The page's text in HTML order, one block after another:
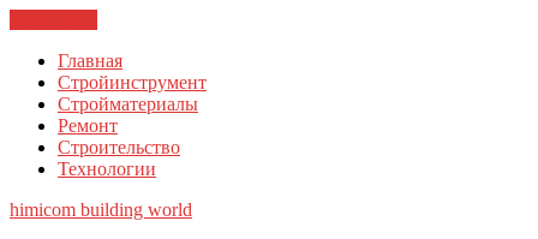
Главная
Стройинструмент
Стройматериалы
Ремонт
Строительство
Технологии
himicom building world